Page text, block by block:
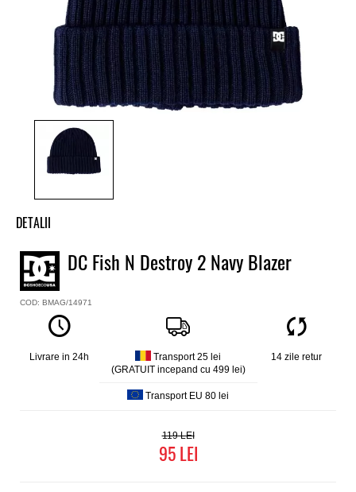
DETALII
Caciula baieti DC
Model
Fish N Destroy 2
Culoare
Albastru
Material
60% poliester, 40% acrilic
DC Fish N Destroy 2 Navy Blazer
COD: BMAG/14971
Livrare in 24h
Transport 25 lei
(GRATUIT incepand cu 499 lei)
Transport EU 80 lei
14 zile retur
119
95